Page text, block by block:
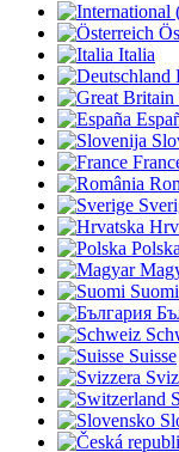
Italia
Suomi
Suisse